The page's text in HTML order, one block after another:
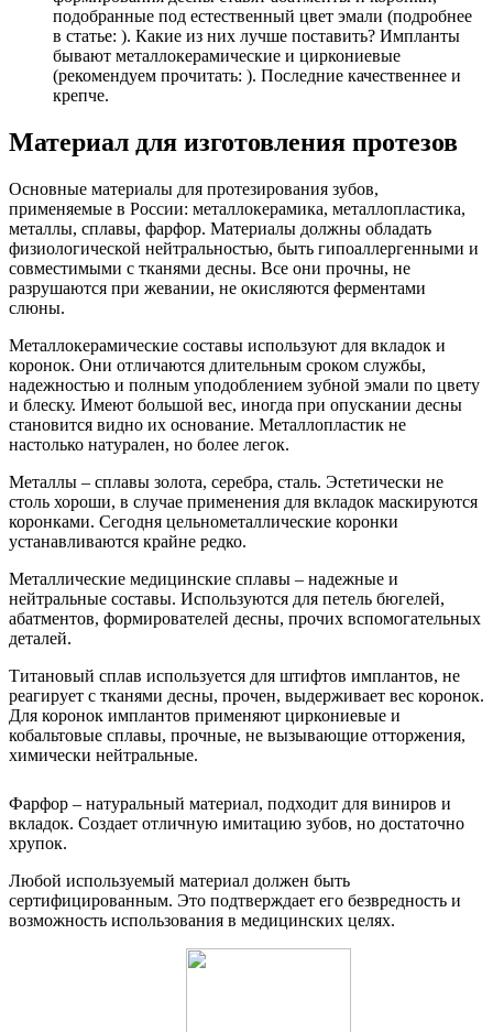
подобранные под естественный цвет эмали (подробнее
в статье: ). Какие из них лучше поставить? Импланты
бывают металлокерамические и циркониевые
(рекомендуем прочитать: ). Последние качественнее и
крепче.
Материал для изготовления протезов
Основные материалы для протезирования зубов,
применяемые в России: металлокерамика, металлопластика,
металлы, сплавы, фарфор. Материалы должны обладать
физиологической нейтральностью, быть гипоаллергенными и
совместимыми с тканями десны. Все они прочны, не
разрушаются при жевании, не окисляются ферментами
слюны.
Металлокерамические составы используют для вкладок и
коронок. Они отличаются длительным сроком службы,
надежностью и полным уподоблением зубной эмали по цвету
и блеску. Имеют большой вес, иногда при опускании десны
становится видно их основание. Металлопластик не
настолько натурален, но более легок.
Металлы – сплавы золота, серебра, сталь. Эстетически не
столь хороши, в случае применения для вкладок маскируются
коронками. Сегодня цельнометаллические коронки
устанавливаются крайне редко.
Металлические медицинские сплавы – надежные и
нейтральные составы. Используются для петель бюгелей,
абатментов, формирователей десны, прочих вспомогательных
деталей.
Титановый сплав используется для штифтов имплантов, не
реагирует с тканями десны, прочен, выдерживает вес коронок.
Для коронок имплантов применяют циркониевые и
кобальтовые сплавы, прочные, не вызывающие отторжения,
химически нейтральные.
Фарфор – натуральный материал, подходит для виниров и
вкладок. Создает отличную имитацию зубов, но достаточно
хрупок.
Любой используемый материал должен быть
сертифицированным. Это подтверждает его безвредность и
возможность использования в медицинских целях.